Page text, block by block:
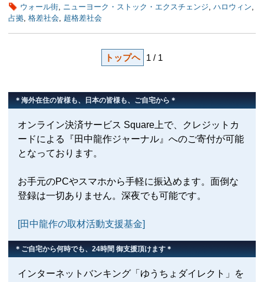
ウォール街, ニューヨーク・ストック・エクスチェンジ, ハロウィン,
占拠, 格差社会, 超格差社会
トップヘ 1 / 1
＊海外在住の皆様も、日本の皆様も、ご自宅から＊
オンライン決済サービス Square上で、クレジットカ
ードによる『田中龍作ジャーナル』へのご寄付が可能
となっております。
お手元のPCやスマホから手軽に振込めます。面倒な
登録は一切ありません。深夜でも可能です。
[田中龍作の取材活動支援基金]
＊ご自宅から何時でも、24時間 御支援頂けます＊
インターネットバンキング「ゆうちょダイレクト」を